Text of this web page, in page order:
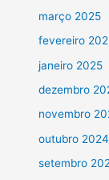
março 2025
fevereiro
janeiro 2025
dezembro
novembro
outubro 2024
setembro